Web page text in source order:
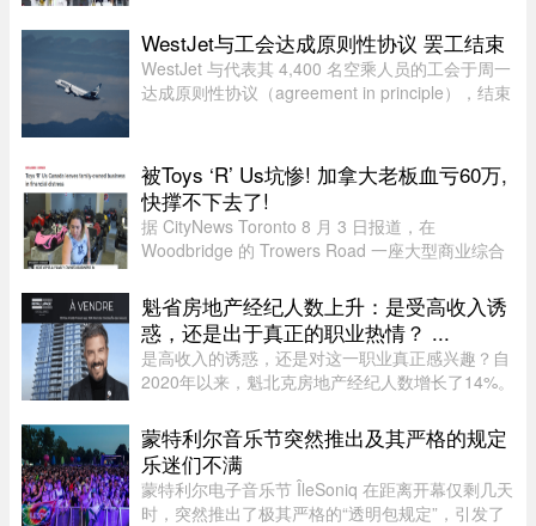
种关税（包括 Section 122、301 和 338 条款）纷
纷出台，令退款进展变得容 ...
WestJet与工会达成原则性协议 罢工结束
WestJet 与代表其 4,400 名空乘人员的工会于周一
达成原则性协议（agreement in principle），结束
被Toys ‘R’ Us坑惨! 加拿大老板血亏60万,
快撑不下去了!
据 CityNews Toronto 8 月 3 日报道，在
Woodbridge 的 Trowers Road 一座大型商业综合
品售价低至 200 元。“我们拥有最大规模的高端儿
童电动车和玩具车选择之一。”这 ...
魁省房地产经纪人数上升：是受高收入诱
惑，还是出于真正的职业热情？ ...
是高收入的诱惑，还是对这一职业真正感兴趣？自
2020年以来，魁北克房地产经纪人数增长了14%。
为可能带来经济成功的行业。 ...
蒙特利尔音乐节突然推出及其严格的规定
乐迷们不满
蒙特利尔电子音乐节 ÎleSoniq 在距离开幕仅剩几天
时，突然推出了极其严格的“透明包规定”，引发了